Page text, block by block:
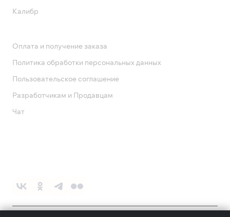
Калибр
Оплата и получение заказа
Политика обработки персональных данных
Пользовательское соглашение
Разработчикам и Продавцам
Чат